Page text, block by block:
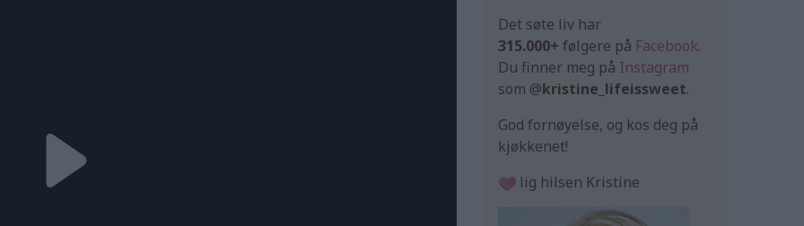
Det søte liv har
315.000+ følgere på Facebook.
Du finner meg på Instagram
som @kristine_lifeissweet.
God fornøyelse, og kos deg på
kjøkkenet!
lig hilsen Kristine